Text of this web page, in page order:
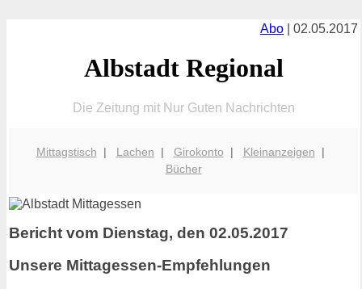
Abo | 02.05.2017
Albstadt Regional
Die Zeitung mit Nur Guten Nachrichten
Mittagstisch | Lachen | Girokonto | Kleinanzeigen |
Bücher
Bericht vom Dienstag, den 02.05.2017
Unsere Mittagessen-Empfehlungen